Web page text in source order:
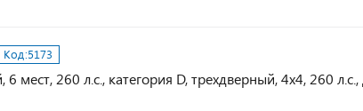
Код:5173
мест, 260 л.с., категория D, трехдверный, 4х4, 260